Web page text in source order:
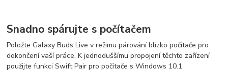
Snadno spárujte s počítačem
Položte Galaxy Buds Live v režimu párování blízko počítače pro
dokončení vaší práce. K jednoduššímu propojení těchto zařízení
použijte funkci Swift Pair pro počítače s Windows 10.1